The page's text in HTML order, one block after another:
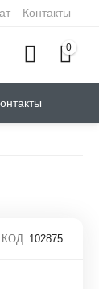
Контакты
0
КОД: 102875